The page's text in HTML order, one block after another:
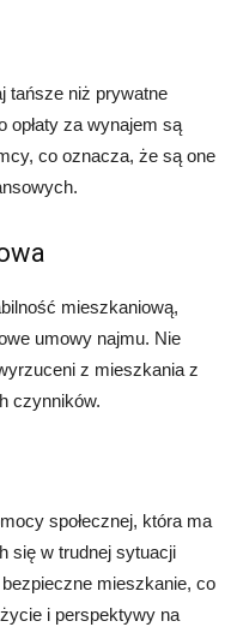
tańsze niż prywatne
opłaty za wynajem są
co oznacza, że są one
mieszkaniową,
umowy najmu. Nie
z mieszkania z
czynników.
społecznej, która ma
się w trudnej sytuacji
mieszkanie, co
i perspektywy na